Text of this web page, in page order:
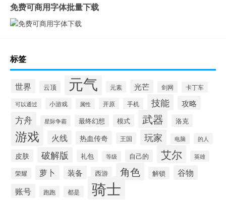
免费可商用字体批量下载
标签
世界 云顶 元气 元素 光芒 剑网 卡丁车
可以通过 小游戏 属性 开原 手机 技能 攻略
方舟 星际争霸 最终幻想 模式 武器 洛克
游戏 火线 热血传奇 王国 玩家 电脑 的人
皮肤 破解版 礼包 等级 自己的 艾尔 英雄
荣耀 萝卜 装备 西游 角色 解锁 谷物
账号 跑跑 都是 骑士